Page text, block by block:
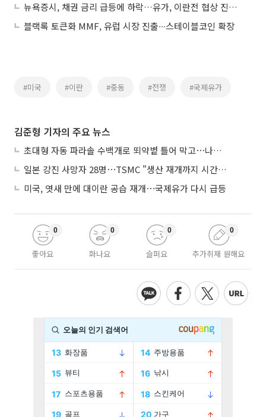
뉴욕증시, 채권 금리 급등에 하락…유가, 이란전 협상 진전 기대에 하락
블랙록 토큰화 MMF, 유럽 시장 진출∙∙∙스테이블코인 확장
#미국 #이란 #중동 #전쟁 #국제유가
김준형 기자의 주요 뉴스
초대형 자동 파라솔 수백개로 뙤약볕 틀어 막고⋯나라별 폭염 생존법
일본 강진 사망자 28명⋯TSMC "생산 재개까지 시간 필요해"
미국, 엿새 만에 대이란 공습 재개⋯국제유가 다시 급등
좋아요
0
화나요
0
슬퍼요
0
추가취재 원해요
0